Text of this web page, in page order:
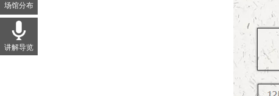
场馆分布
讲解导览